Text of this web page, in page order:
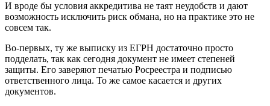
И вроде бы условия аккредитива не таят неудобств и дают
возможность исключить риск обмана, но на практике это не
совсем так.
Во-первых, ту же выписку из ЕГРН достаточно просто
подделать, так как сегодня документ не имеет степеней
защиты. Его заверяют печатью Росреестра и подписью
ответственного лица. То же самое касается и других
документов.